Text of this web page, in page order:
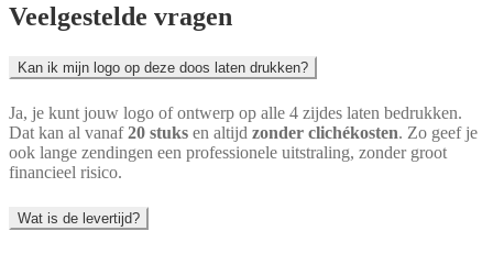
Veelgestelde vragen
Kan ik mijn logo op deze doos laten drukken?
Ja, je kunt jouw logo of ontwerp op alle 4 zijdes laten bedrukken.
Dat kan al vanaf20 stuks en altijd zonder clichékosten. Zo geef je
ook lange zendingen een professionele uitstraling, zonder groot
financieel risico.
Wat is de levertijd?